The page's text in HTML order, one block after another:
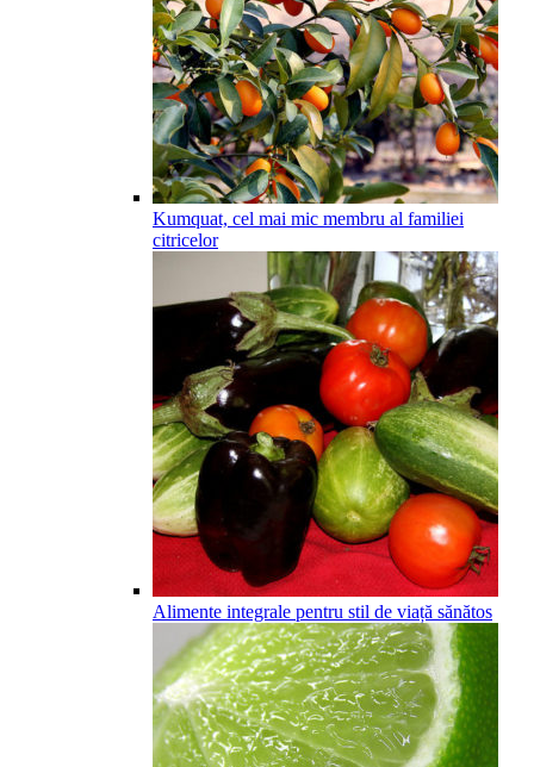
Kumquat, cel mai mic membru al familiei
citricelor
Alimente integrale pentru stil de viață sănătos